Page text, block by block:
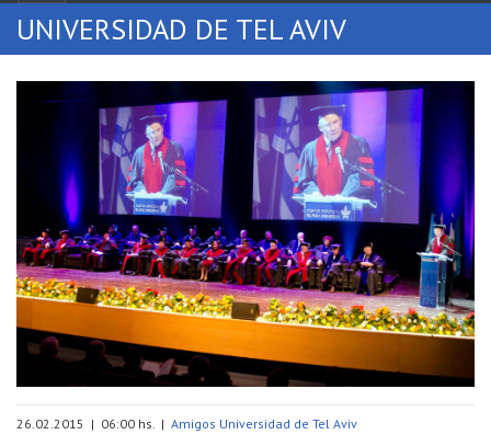
UNIVERSIDAD DE TEL AVIV
26.02.2015 | 06:00 hs. | Amigos Universidad de Tel Aviv